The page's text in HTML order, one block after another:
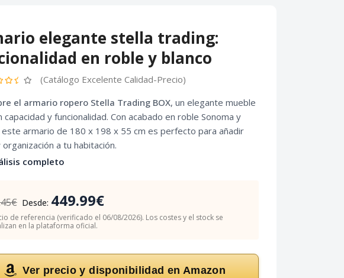
elegante stella trading:
en roble y blanco
(Catálogo Excelente Calidad-Precio)
el armario ropero Stella Trading BOX, un elegante mueble
capacidad y funcionalidad. Con acabado en roble Sonoma y
este armario de 180 x 198 x 55 cm es perfecto para añadir
a tu habitación.
completo
Desde: 449.99€
de referencia (verificado el 06/08/2026). Los costes y el stock se
en la plataforma oficial.
Ver precio y disponibilidad en Amazon